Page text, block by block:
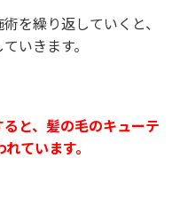
を繰り返していくと、
いきます。
と、髪の毛のキューテ
ています。